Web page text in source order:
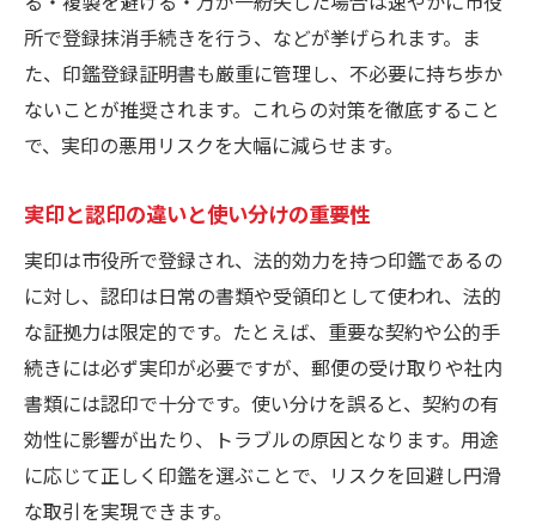
所で登録抹消手続きを行う、などが挙げられます。ま
た、印鑑登録証明書も厳重に管理し、不必要に持ち歩か
ないことが推奨されます。これらの対策を徹底すること
で、実印の悪用リスクを大幅に減らせます。
実印と認印の違いと使い分けの重要性
実印は市役所で登録され、法的効力を持つ印鑑であるの
に対し、認印は日常の書類や受領印として使われ、法的
な証拠力は限定的です。たとえば、重要な契約や公的手
続きには必ず実印が必要ですが、郵便の受け取りや社内
書類には認印で十分です。使い分けを誤ると、契約の有
効性に影響が出たり、トラブルの原因となります。用途
に応じて正しく印鑑を選ぶことで、リスクを回避し円滑
な取引を実現できます。